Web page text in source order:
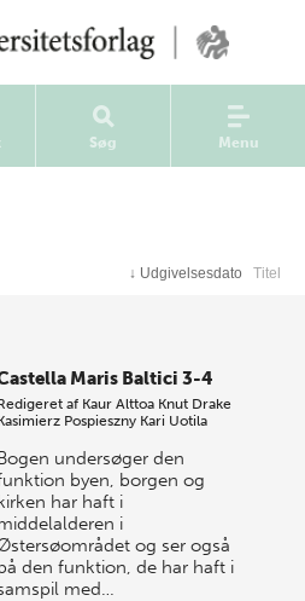
Søg Menu
↓ Udgivelsesdato Titel
Maris Baltici 3-4
af Kaur Alttoa Knut Drake
Pospieszny Kari Uotila
undersøger den
byen, borgen og
har haft i
i
og ser også
den funktion, de har haft i
med…